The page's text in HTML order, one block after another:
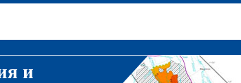
и